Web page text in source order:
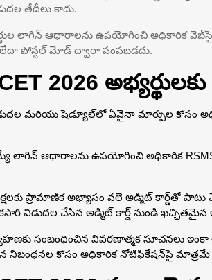
తేదీలు కాదు.
లాగిన్ ఆధారాలను ఉపయోగించి
లేదా పోస్టల్ మోడ్ ద్వారా పంపబడదు.
2026
మరియు షెడ్యూల్‌లో ఏవైనా మార్పుల కోసం
లాగిన్ ఆధారాలను ఉపయోగించి అధికారిక
ప్రామాణిక అభ్యాసం వలె అడ్మిట్ కార్డ్‌తో పాటు
విడుదల చేసిన అడ్మిట్ కార్డ్ నుండి
సంబంధించిన వివరణాత్మక సూచనలు
నిబంధనల కోసం అధికారిక నోటిఫికేషన్‌పై